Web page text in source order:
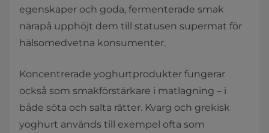
egenskaper och goda, fermenterade smak
närapå upphöjt dem till statusen supermat för
hälsomedvetna konsumenter.
Koncentrerade yoghurtprodukter fungerar
också som smakförstärkare i matlagning – i
både söta och salta rätter. Kvarg och grekisk
yoghurt används till exempel ofta som